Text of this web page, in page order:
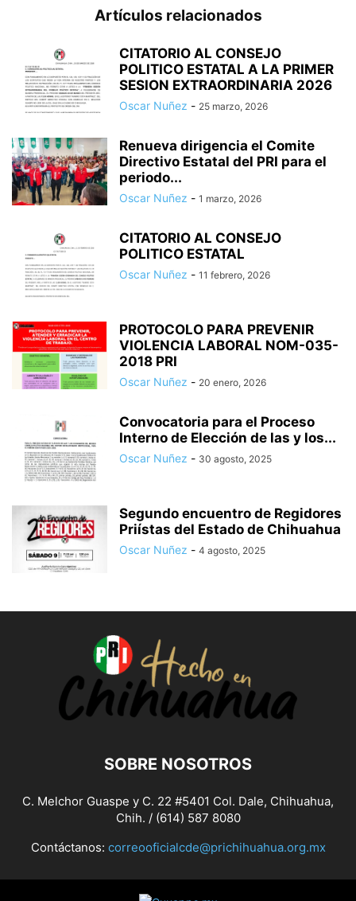
Artículos relacionados
CITATORIO AL CONSEJO
POLITICO ESTATAL A LA PRIMER
SESION EXTRAORDINARIA 2026
Oscar Nuñez - 25 marzo, 2026
Renueva dirigencia el Comite
Directivo Estatal del PRI para el
periodo...
Oscar Nuñez - 1 marzo, 2026
CITATORIO AL CONSEJO
POLITICO ESTATAL
Oscar Nuñez - 11 febrero, 2026
PROTOCOLO PARA PREVENIR
VIOLENCIA LABORAL NOM-035-
2018 PRI
Oscar Nuñez - 20 enero, 2026
Convocatoria para el Proceso
Interno de Elección de las y los...
Oscar Nuñez - 30 agosto, 2025
Segundo encuentro de Regidores
Priístas del Estado de Chihuahua
Oscar Nuñez - 4 agosto, 2025
SOBRE NOSOTROS
C. Melchor Guaspe y C. 22 #5401 Col. Dale, Chihuahua,
Chih. / (614) 587 8080
Contáctanos: correooficialcde@prichihuahua.org.mx